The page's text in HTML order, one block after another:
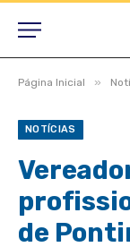
Página Inicial »
NOTÍCIAS
de